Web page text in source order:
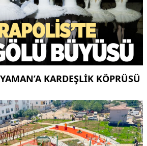
KARDEŞLIK KÖPRÜSÜ